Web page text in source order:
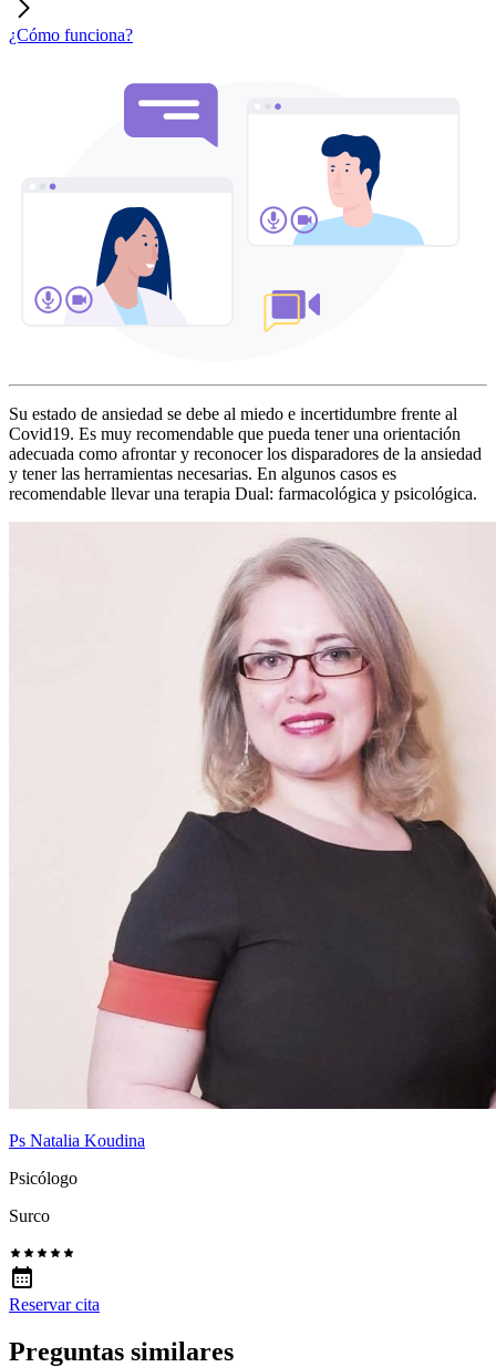
¿Cómo funciona?
Su estado de ansiedad se debe al miedo e incertidumbre frente al
Covid19. Es muy recomendable que pueda tener una orientación
adecuada como afrontar y reconocer los disparadores de la ansiedad
y tener las herramientas necesarias. En algunos casos es
recomendable llevar una terapia Dual: farmacológica y psicológica.
Ps Natalia Koudina
Psicólogo
Surco
Reservar cita
Preguntas similares